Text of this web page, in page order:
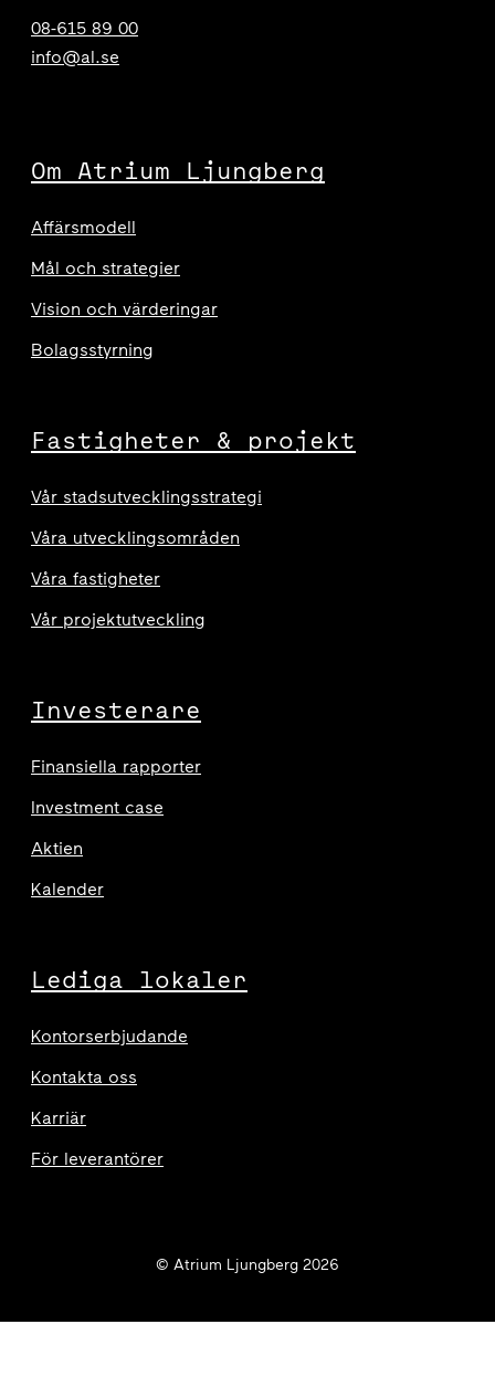
08-615 89 00
info@al.se
Om Atrium Ljungberg
Affärsmodell
Mål och strategier
Vision och värderingar
Bolagsstyrning
Fastigheter & projekt
Vår stadsutvecklingsstrategi
Våra utvecklingsområden
Våra fastigheter
Vår projektutveckling
Investerare
Finansiella rapporter
Investment case
Aktien
Kalender
Lediga lokaler
Kontorserbjudande
Kontakta oss
Karriär
För leverantörer
© Atrium Ljungberg 2026